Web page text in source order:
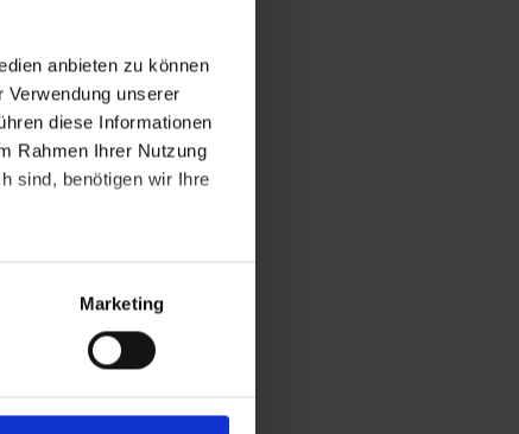
anbieten zu können
unserer
diese Informationen
Rahmen Ihrer Nutzung
sind, benötigen wir Ihre
personenbezogene
auf die
besteht.
Marketing